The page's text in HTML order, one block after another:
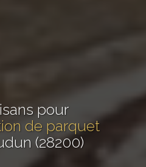
pour
de parquet
(28200)